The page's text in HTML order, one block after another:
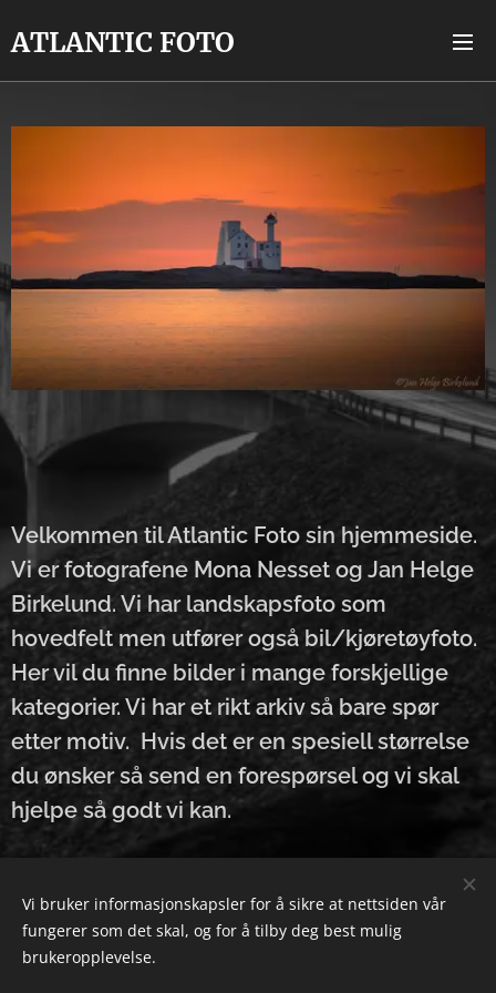
ATLANTIC FOTO
Velkommen til Atlantic Foto sin hjemmeside.
Vi er fotografene Mona Nesset og Jan Helge
Birkelund. Vi har landskapsfoto som
hovedfelt men utfører også bil/kjøretøyfoto.
Her vil du finne bilder i mange forskjellige
kategorier. Vi har et rikt arkiv så bare spør
etter motiv. Hvis det er en spesiell størrelse
du ønsker så send en forespørsel og vi skal
hjelpe så godt vi kan.
E-post: janorway@gmail.com
Vi bruker informasjonskapsler for å sikre at nettsiden vår
fungerer som det skal, og for å tilby deg best mulig
brukeropplevelse.